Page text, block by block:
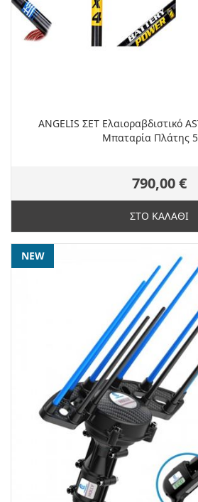
ANGELIS ΣΕΤ Ελαιοραβδιστικό
Μπαταρία Πλάτης
790,00 €
ΣΤΟ ΚΑΛΑΘΙ
NEW